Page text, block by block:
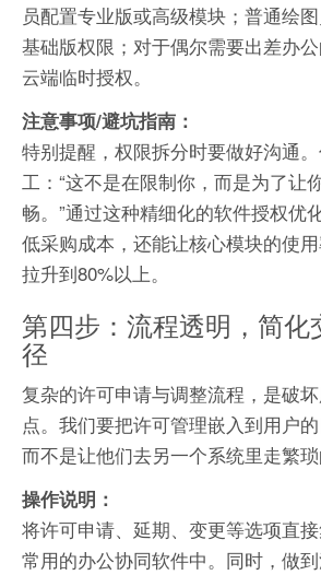
员配置专业版或高级模块；普通绘
基础版权限；对于偶尔需要出差办
云端临时授权。
注意事项/避坑指南：
特别提醒，权限拆分时要做好沟通
工：“这不是在限制你，而是为了让
畅。”通过这种精细化的软件授权优
低采购成本，还能让核心模块的使
拉升到80%以上。
第四步：流程透明，简化
径
复杂的许可申请与调整流程，是破
点。我们要把许可管理嵌入到用户
而不是让他们去另一个系统里走繁琐
操作说明：
将许可申请、延期、变更等选项直
常用的办公协同软件中。同时，做